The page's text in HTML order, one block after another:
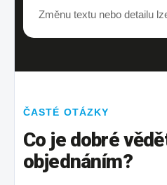
Změnu textu nebo detailu
ČASTÉ OTÁZKY
Co je dobré
objednáním?